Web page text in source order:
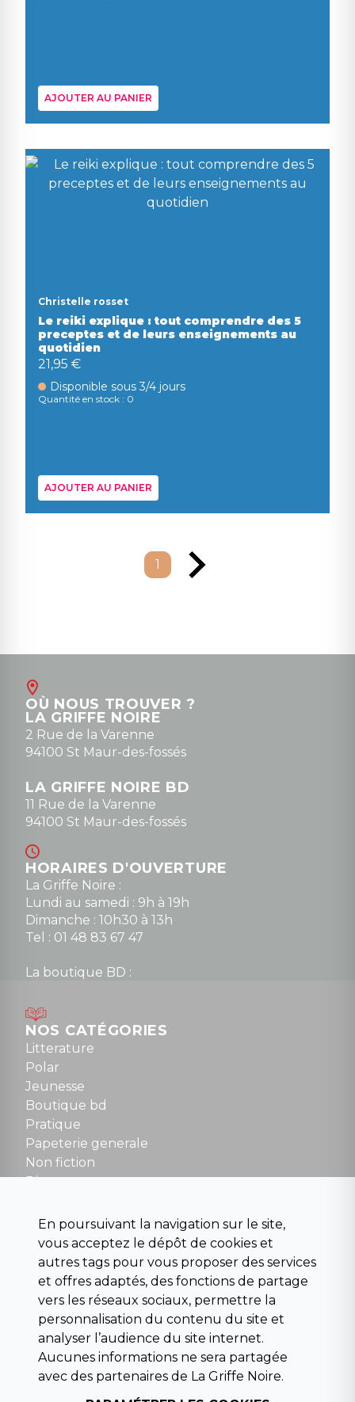
AJOUTER AU PANIER
Christelle rosset
Le reiki explique : tout comprendre des 5
preceptes et de leurs enseignements au
quotidien
21,95 €
Disponible sous 3/4 jours
Quantité en stock : 0
AJOUTER AU PANIER
1
OÙ NOUS TROUVER ?
LA GRIFFE NOIRE
2 Rue de la Varenne
94100 St Maur-des-fossés
LA GRIFFE NOIRE BD
11 Rue de la Varenne
94100 St Maur-des-fossés
HORAIRES D'OUVERTURE
La Griffe Noire :
Lundi au samedi : 9h à 19h
Dimanche : 10h30 à 13h
Tel : 01 48 83 67 47
La boutique BD :
Mardi au samedi : 10h à 13h / 14h à 19h
Dimanche : 10h30 à 12h30
Tel : 01 48 89 13 88
Fermé le dimanche en Juillet et Août
NOUS CONTACTER
contact@la-griffe-noire.com
NOS CATÉGORIES
Litterature
Polar
Jeunesse
Boutique bd
Pratique
Papeterie generale
Non fiction
Divers
Beaux livres et art
Para scolaire
Histoire
Pochoteque
Pleiade
INFORMATIONS
Droit de rétractation
En poursuivant la navigation sur le site,
vous acceptez le dépôt de cookies et
autres tags pour vous proposer des services
et offres adaptés, des fonctions de partage
vers les réseaux sociaux, permettre la
personnalisation du contenu du site et
analyser l’audience du site internet.
Aucunes informations ne sera partagée
avec des partenaires de La Griffe Noire.